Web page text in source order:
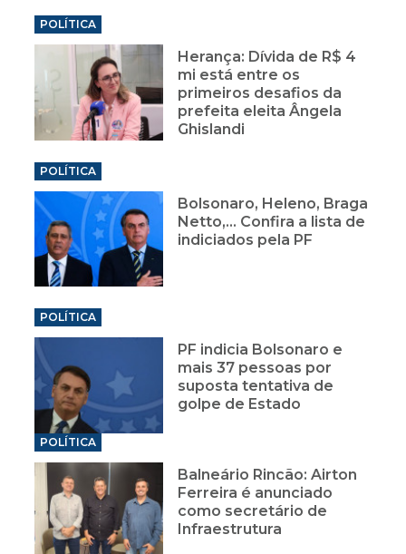
POLÍTICA
Herança: Dívida de R$ 4
mi está entre os
primeiros desafios da
prefeita eleita Ângela
Ghislandi
POLÍTICA
Bolsonaro, Heleno, Braga
Netto,... Confira a lista de
indiciados pela PF
POLÍTICA
PF indicia Bolsonaro e
mais 37 pessoas por
suposta tentativa de
golpe de Estado
POLÍTICA
Balneário Rincão: Airton
Ferreira é anunciado
como secretário de
Infraestrutura